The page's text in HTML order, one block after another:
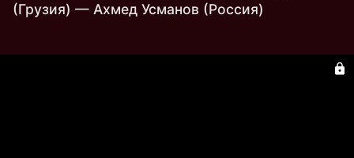
(Грузия) — Ахмед Усманов (Россия)